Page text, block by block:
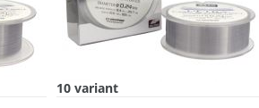
10 variant